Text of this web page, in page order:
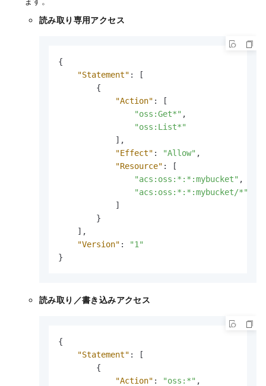
読み取り専用アクセス
{
"Statement" :
[
{
"Action" :
[
"oss:Get*" ,
"oss:List*"
] ,
"Effect" : "Allow" ,
"Resource" :
[
"acs:oss:*:*:mybucket" ,
"acs:oss:*:*:mybucket/*"
]
}
] ,
"Version" :
"1"
}
読み取り／書き込みアクセス
{
"Statement" :
[
{
"Action" : "oss:*" ,